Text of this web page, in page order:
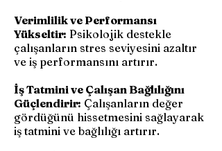
Verimlilik ve Performansı
Yükseltir: Psikolojik destekle
çalışanların stres seviyesini azaltır
ve iş performansını artırır.
İş Tatmini ve Çalışan Bağlılığını
Güçlendirir: Çalışanların değer
gördüğünü hissetmesini sağlayarak
iş tatmini ve bağlılığı artırır.